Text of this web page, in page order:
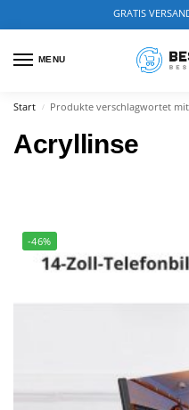
GRATIS
MENU
Start / Produkte verschlagwortet mit
Acryllinse
-46%